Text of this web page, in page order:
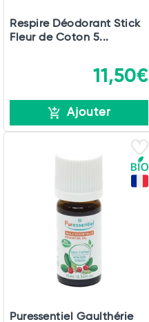
Respire Déodorant Stick
Fleur de Coton 5...
11,50€
Ajouter
Puressentiel Gaulthérie